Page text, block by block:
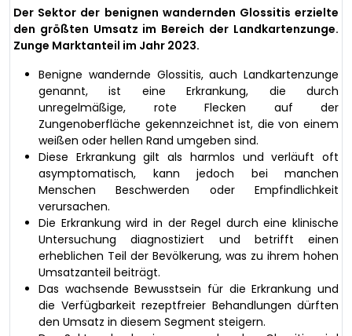
Der Sektor der benignen wandernden Glossitis erzielte
den größten Umsatz im Bereich der Landkartenzunge.
Zunge Marktanteil im Jahr 2023.
Benigne wandernde Glossitis, auch Landkartenzunge
genannt, ist eine Erkrankung, die durch
unregelmäßige, rote Flecken auf der
Zungenoberfläche gekennzeichnet ist, die von einem
weißen oder hellen Rand umgeben sind.
Diese Erkrankung gilt als harmlos und verläuft oft
asymptomatisch, kann jedoch bei manchen
Menschen Beschwerden oder Empfindlichkeit
verursachen.
Die Erkrankung wird in der Regel durch eine klinische
Untersuchung diagnostiziert und betrifft einen
erheblichen Teil der Bevölkerung, was zu ihrem hohen
Umsatzanteil beiträgt.
Das wachsende Bewusstsein für die Erkrankung und
die Verfügbarkeit rezeptfreier Behandlungen dürften
den Umsatz in diesem Segment steigern.